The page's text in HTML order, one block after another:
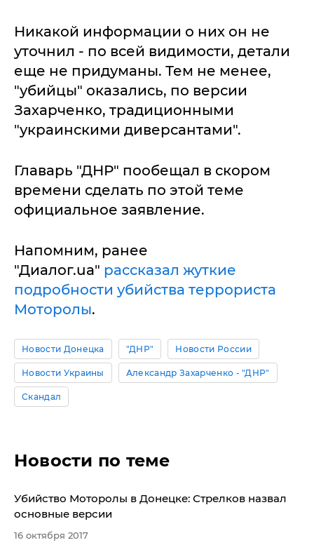
Никакой информации о них он не
уточнил - по всей видимости, детали
еще не придуманы. Тем не менее,
"убийцы" оказались, по версии
Захарченко, традиционными
"украинскими диверсантами".
Главарь "ДНР" пообещал в скором
времени сделать по этой теме
официальное заявление.
Напомним, ранее
"Диалог.ua" рассказал жуткие
подробности убийства террориста
Моторолы.
Новости Донецка "ДНР" Новости России
Новости Украины Александр Захарченко - "ДНР"
Скандал
Новости по теме
Убийство Моторолы в Донецке: Стрелков назвал
основные версии
16 октября 2017